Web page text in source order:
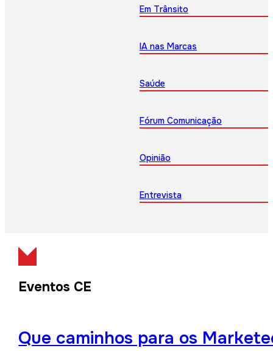
Em Trânsito
IA nas Marcas
Saúde
Fórum Comunicação
Opinião
Entrevista
Eventos CE
Que caminhos para os